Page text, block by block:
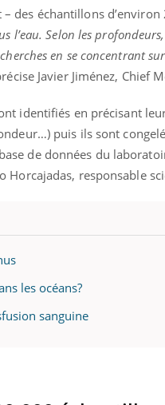
des échantillons
l’eau. Selon les
en se concentrant
Javier Jiménez, Chief
identifiés en précisant
puis ils sont
de données du
Horcajadas, responsable
les océans?
sanguine